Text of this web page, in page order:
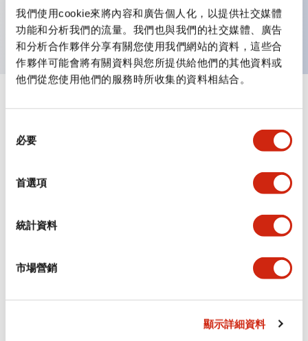
我們使用cookie來將內容和廣告個人化，以提供社交媒體
功能和分析我們的流量。我們也與我們的社交媒體、廣告
和分析合作夥伴分享有關您使用我們網站的資料，這些合
作夥伴可能會將有關資料與您所提供給他們的其他資料或
他們從您使用他們的服務時所收集的資料相結合。
必要
首選項
統計資料
市場營銷
顯示詳細資料
LED 擴散鏡片，聚碳酸酯鏡片
規格 顯示全部+
機械規格
其他規格
CAD檔